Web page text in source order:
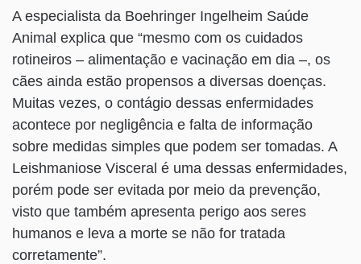
A especialista da Boehringer Ingelheim Saúde
Animal explica que “mesmo com os cuidados
rotineiros – alimentação e vacinação em dia –, os
cães ainda estão propensos a diversas doenças.
Muitas vezes, o contágio dessas enfermidades
acontece por negligência e falta de informação
sobre medidas simples que podem ser tomadas. A
Leishmaniose Visceral é uma dessas enfermidades,
porém pode ser evitada por meio da prevenção,
visto que também apresenta perigo aos seres
humanos e leva a morte se não for tratada
corretamente”.